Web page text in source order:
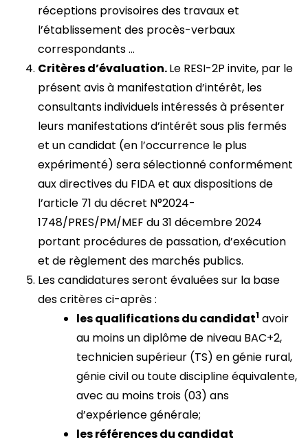
réceptions provisoires des travaux et
l’établissement des procès-verbaux
correspondants …
Critères d’évaluation.Le RESI-2P invite, par le
présent avis à manifestation d’intérêt, les
consultants individuels intéressés à présenter
leurs manifestations d’intérêt sous plis fermés
et un candidat (en l’occurrence le plus
expérimenté) sera sélectionné conformément
aux directives du FIDA et aux dispositions de
l’article 71 du décret N°2024-
1748/PRES/PM/MEF du 31 décembre 2024
portant procédures de passation, d’exécution
et de règlement des marchés publics.
Les candidatures seront évaluées sur la base
des critères ci-après :
les qualifications du candidat1 avoir
au moins un diplôme de niveau BAC+2,
technicien supérieur (TS) en génie rural,
génie civil ou toute discipline équivalente,
avec au moins trois (03) ans
d’expérience générale;
les références du candidat